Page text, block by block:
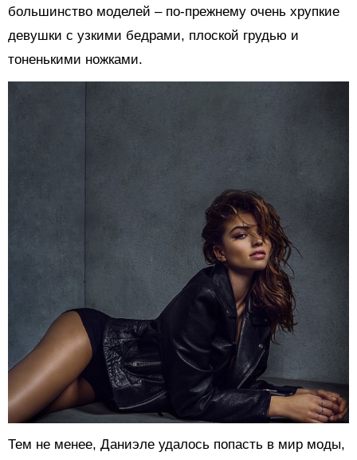
большинство моделей – по-прежнему очень хрупкие
девушки с узкими бедрами, плоской грудью и
тоненькими ножками.
Тем не менее, Даниэле удалось попасть в мир моды,